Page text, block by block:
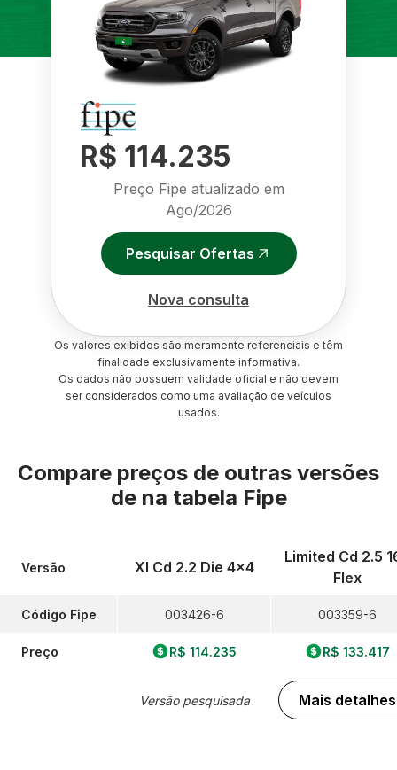
R$ 114.235
Preço Fipe atualizado em
Ago/2026
Pesquisar Ofertas
Nova consulta
Os valores exibidos são meramente referenciais e têm
finalidade exclusivamente informativa.
Os dados não possuem validade oficial e não devem
ser considerados como uma avaliação de veículos
usados.
Compare preços de outras versões
de na tabela Fipe
Versão
Código Fipe
Preço
Xl Cd 2.2 Die 4x4
003426-6
R$ 114.235
Versão pesquisada
Limited Cd 2.5
Flex
003359-6
R$ 133.417
Mais detalhes